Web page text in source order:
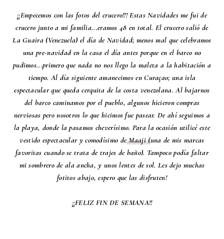
¡¡Empecemos con las fotos del crucero!!! Estas Navidades me fui de
crucero junto a mi familia...eramos 48 en total. El crucero salió de
La Guaira (Venezuela) el día de Navidad; menos mal que celebramos
una pre-navidad en la casa el día antes porque en el barco no
pudimos...primero que nada no nos llego la maleta a la habitación a
tiempo. Al día siguiente amanecimos en Curaçao; una isla
espectacular que queda cerquita de la costa venezolana. Al bajarnos
del barco caminamos por el pueblo, algunos hicieron compras
nerviosas pero nosotros lo que hicimos fue pasear. De ahí seguimos a
la playa, donde la pasamos cheverísimo. Para la ocasión utilicé este
vestido espectacular y comodísimo deMaaji (una de mis marcas
favoritas cuando se trata de trajes de baño). Tampoco podía faltar
mi sombrero de ala ancha, y unos lentes de sol. Les dejo muchas
fotitos abajo, espero que las disfruten!
¡¡FELIZ FIN DE SEMANA!!